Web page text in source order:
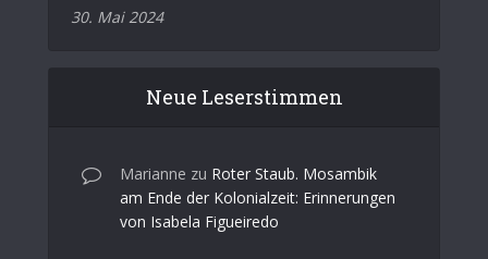
30. Mai 2024
Neue Leserstimmen
Marianne zu Roter Staub. Mosambik
am Ende der Kolonialzeit: Erinnerungen
von Isabela Figueiredo